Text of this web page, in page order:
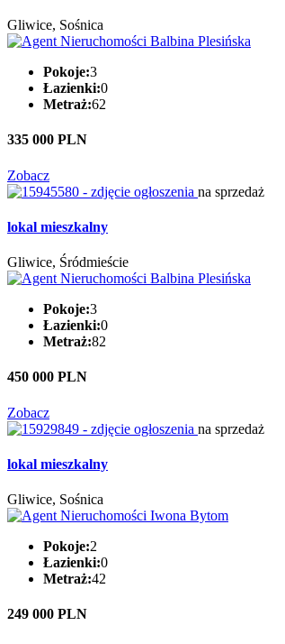
Gliwice, Sośnica
Pokoje:3
Łazienki:0
Metraż:62
335 000 PLN
Zobacz
na sprzedaż
lokal mieszkalny
Gliwice, Śródmieście
Pokoje:3
Łazienki:0
Metraż:82
450 000 PLN
Zobacz
na sprzedaż
lokal mieszkalny
Gliwice, Sośnica
Pokoje:2
Łazienki:0
Metraż:42
249 000 PLN